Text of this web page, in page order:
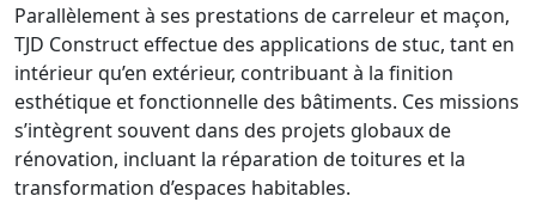
Parallèlement à ses prestations de carreleur et maçon,
TJD Construct effectue des applications de stuc, tant en
intérieur qu’en extérieur, contribuant à la finition
esthétique et fonctionnelle des bâtiments. Ces missions
s’intègrent souvent dans des projets globaux de
rénovation, incluant la réparation de toitures et la
transformation d’espaces habitables.